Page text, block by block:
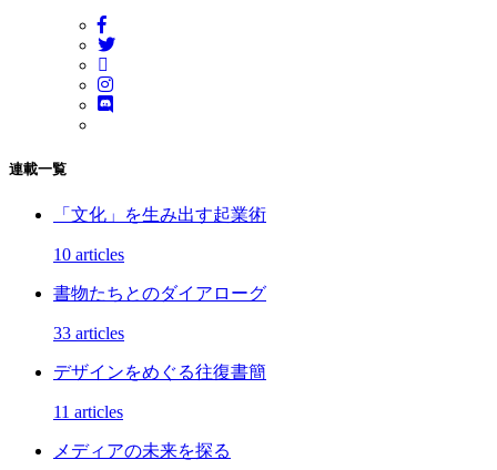
連載一覧
「文化」を生み出す起業術
10 articles
書物たちとのダイアローグ
33 articles
デザインをめぐる往復書簡
11 articles
メディアの未来を探る